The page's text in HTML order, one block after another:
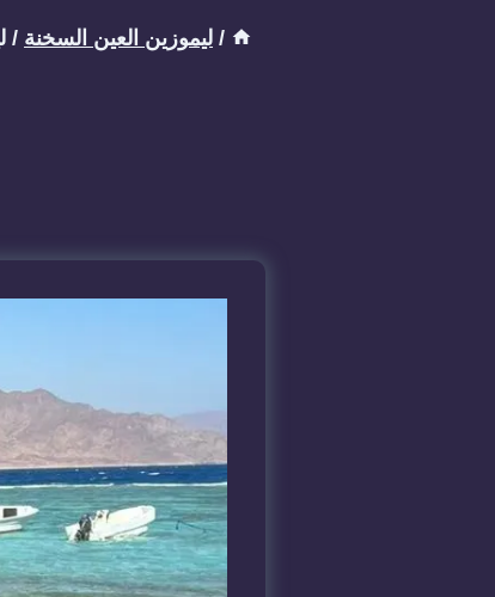
/ ليموزين العين السخنة /